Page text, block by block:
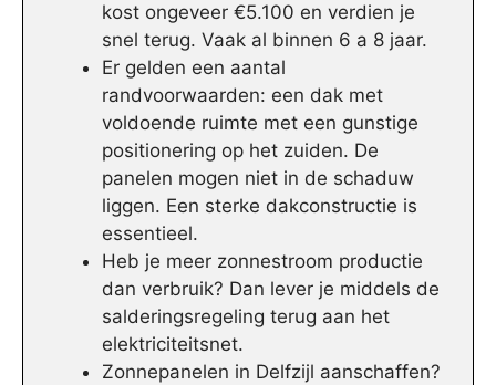
kost ongeveer €5.100 en verdien je
snel terug. Vaak al binnen 6 a 8 jaar.
Er gelden een aantal
randvoorwaarden: een dak met
voldoende ruimte met een gunstige
positionering op het zuiden. De
panelen mogen niet in de schaduw
liggen. Een sterke dakconstructie is
essentieel.
Heb je meer zonnestroom productie
dan verbruik? Dan lever je middels de
salderingsregeling terug aan het
elektriciteitsnet.
Zonnepanelen in Delfzijl aanschaffen?